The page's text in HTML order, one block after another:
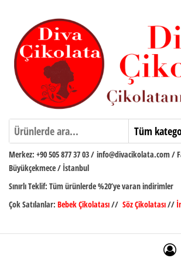
Diva Çikolata Çikolatanın
Merkez: +90 505 877 37 03/ info@divacikolata.com /
Büyükçekmece / İstanbul
Sınırlı Teklif: Tüm ürünlerde %20’ye varan indirimler
Çok Satılanlar: Bebek Çikolatası// Söz Çikolatası//